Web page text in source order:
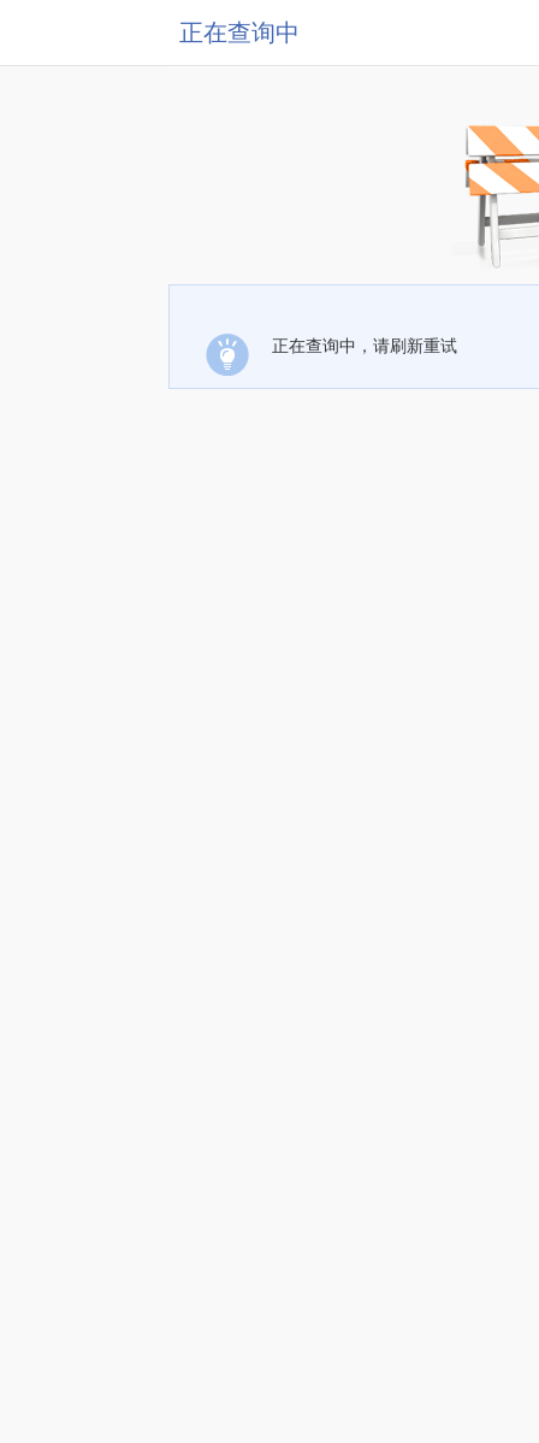
正在查询中
正在查询中，请刷新重试